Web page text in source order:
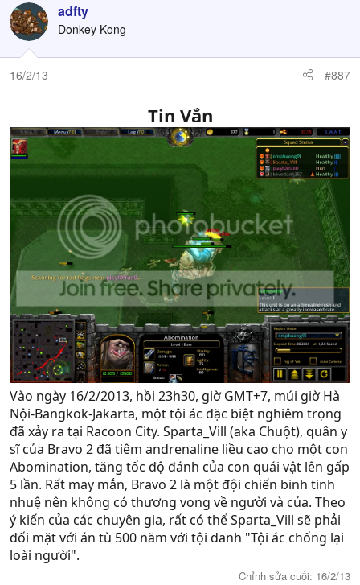
adfty
Donkey Kong
16/2/13 #887
Tin Vắn
Vào ngày 16/2/2013, hồi 23h30, giờ GMT+7, múi giờ Hà
Nội-Bangkok-Jakarta, một tội ác đặc biệt nghiêm trọng
đã xảy ra tại Racoon City. Sparta_Vill (aka Chuột), quân y
sĩ của Bravo 2 đã tiêm andrenaline liều cao cho một con
Abomination, tăng tốc độ đánh của con quái vật lên gấp
5 lần. Rất may mắn, Bravo 2 là một đội chiến binh tinh
nhuệ nên không có thương vong về người và của. Theo
ý kiến của các chuyên gia, rất có thể Sparta_Vill sẽ phải
đối mặt với án tù 500 năm với tội danh "Tội ác chống lại
loài người".
Chỉnh sửa cuối: 16/2/13